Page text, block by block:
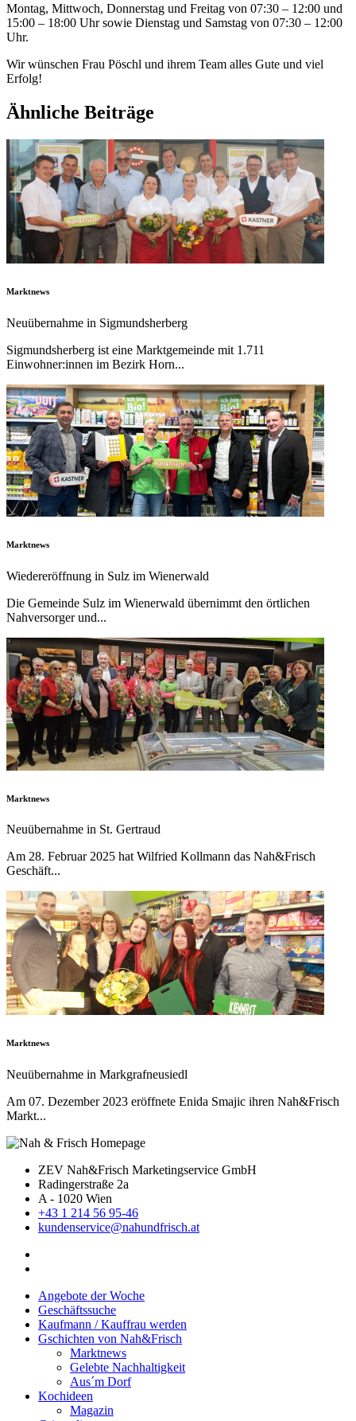
Montag, Mittwoch, Donnerstag und Freitag von 07:30 – 12:00 und
15:00 – 18:00 Uhr sowie Dienstag und Samstag von 07:30 – 12:00
Uhr.
Wir wünschen Frau Pöschl und ihrem Team alles Gute und viel
Erfolg!
Ähnliche Beiträge
Marktnews
Neuübernahme in Sigmundsherberg
Sigmundsherberg ist eine Marktgemeinde mit 1.711
Einwohner:innen im Bezirk Horn...
Marktnews
Wiedereröffnung in Sulz im Wienerwald
Die Gemeinde Sulz im Wienerwald übernimmt den örtlichen
Nahversorger und...
Marktnews
Neuübernahme in St. Gertraud
Am 28. Februar 2025 hat Wilfried Kollmann das Nah&Frisch
Geschäft...
Marktnews
Neuübernahme in Markgrafneusiedl
Am 07. Dezember 2023 eröffnete Enida Smajic ihren Nah&Frisch
Markt...
ZEV Nah&Frisch Marketingservice GmbH
Radingerstraße 2a
A - 1020 Wien
+43 1 214 56 95-46
kundenservice@nahundfrisch.at
Angebote der Woche
Geschäftssuche
Kaufmann / Kauffrau werden
Gschichten von Nah&Frisch
Marktnews
Gelebte Nachhaltigkeit
Aus´m Dorf
Kochideen
Magazin